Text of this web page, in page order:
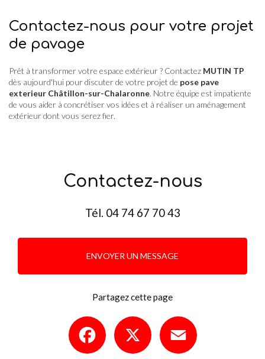
Contactez-nous pour votre projet
de pavage
Prêt à transformer votre espace extérieur ? Contactez MUTIN TP
dès aujourd'hui pour discuter de votre projet de pose pave
exterieur Châtillon-sur-Chalaronne. Notre équipe est impatiente
de vous aider à concrétiser vos idées et à réaliser un aménagement
extérieur dont vous serez fier.
Contactez-nous
Tél. 04 74 67 70 43
ENVOYER UN MESSAGE
Partagez cette page
Facebook